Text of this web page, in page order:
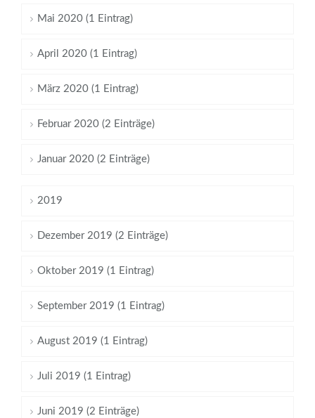
Mai 2020 (1 Eintrag)
April 2020 (1 Eintrag)
März 2020 (1 Eintrag)
Februar 2020 (2 Einträge)
Januar 2020 (2 Einträge)
2019
Dezember 2019 (2 Einträge)
Oktober 2019 (1 Eintrag)
September 2019 (1 Eintrag)
August 2019 (1 Eintrag)
Juli 2019 (1 Eintrag)
Juni 2019 (2 Einträge)